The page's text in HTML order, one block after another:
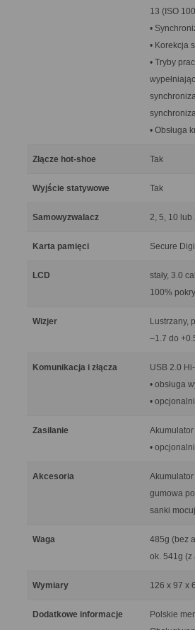
13 (ISO
•
• Korekcja
• Tryby
• Obsługa
Złącze hot-shoe Tak
Wyjście statywowe Tak
Samowyzwalacz 2, 5, 10 lub
Karta pamięci Secure
LCD
stały, 3.0
100%
Wizjer
Lustrzany,
–1.7 do
Komunikacja i złącza
USB 2.0
• obsługa
•
Zasilanie
•
Akcesoria
gumowa
sanki
Waga
485g (bez
ok. 541g (z
Wymiary 126 x 97 x
Dodatkowe informacje
Polskie